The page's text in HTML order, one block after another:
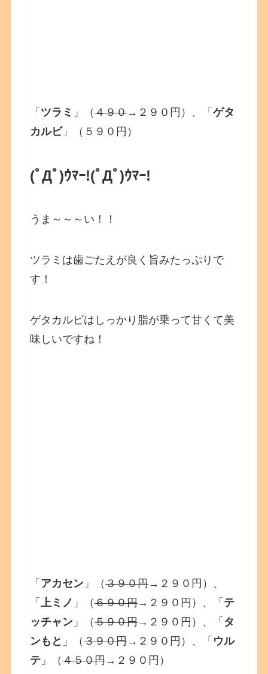
「 ツラミ 」（４９０→２９０円）、「ゲタ
カルビ」（５９０円）
(ﾟДﾟ)ｳﾏｰ!(ﾟДﾟ)ｳﾏｰ!
うま～～～い！！
ツラミは歯ごたえが良く旨みたっぷりで
す！
ゲタカルビはしっかり脂が乗って甘くて美
味しいですね！
「 アカセン 」（３９０円→２９０円）、
「上ミノ 」（６９０円→２９０円）、「 テ
ッチャン 」（５９０円→２９０円）、「 タ
ンもと 」（３９０円→２９０円）、「 ウル
テ 」（４５０円→２９０円）